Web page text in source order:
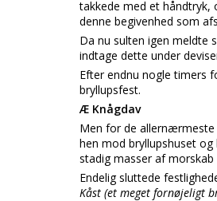
takkede med et håndtryk,
denne begivenhed som
Da nu sulten igen meldte
indtage dette under
Efter endnu nogle timers
bryllupsfest.
Æ Knågdav
Men for de
hen mod bryllupshuset
stadig masser af morskab
Endelig sluttede
Kåst (et meget fornøjeligt